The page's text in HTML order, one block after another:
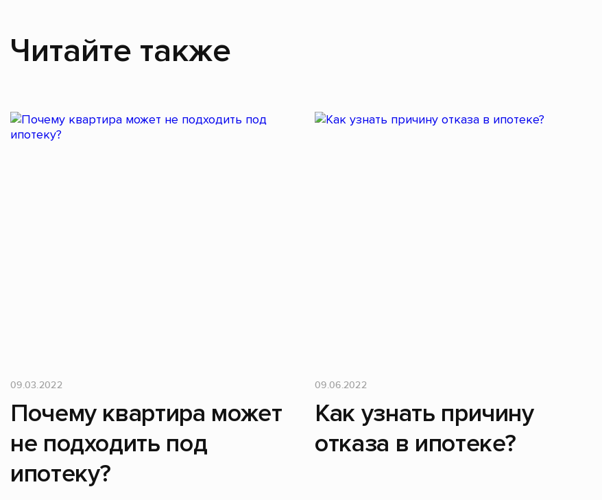
Читайте также
09.03.2022
Почему квартира может
не подходить под
ипотеку?
09.06.2022
Как узнать причину
отказа в ипотеке?